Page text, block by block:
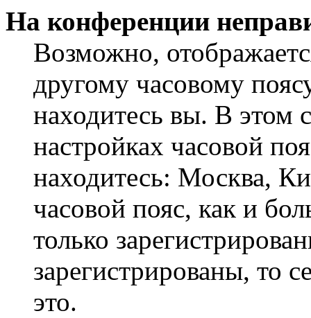
На конференции
Возможно,
другому часовому
находитесь вы. В этом
настройках часовой
находитесь: Москва,
часовой пояс, как и
только
зарегистрированы, то
это.